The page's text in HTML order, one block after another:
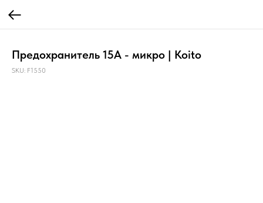
Предохранитель 15A - микро | Koito
SKU: F1550